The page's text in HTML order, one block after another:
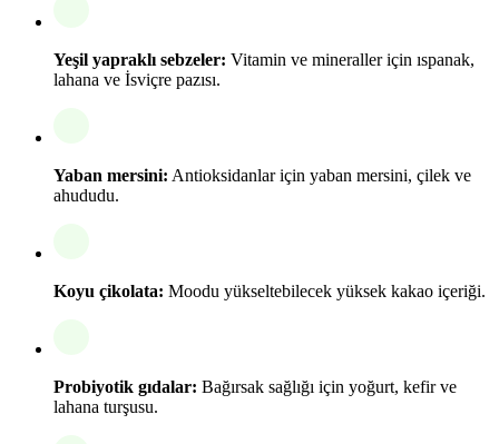
Yeşil yapraklı sebzeler: Vitamin ve mineraller için ıspanak,
lahana ve İsviçre pazısı.
Yaban mersini: Antioksidanlar için yaban mersini, çilek ve
ahududu.
Koyu çikolata: Moodu yükseltebilecek yüksek kakao içeriği.
Probiyotik gıdalar: Bağırsak sağlığı için yoğurt, kefir ve
lahana turşusu.